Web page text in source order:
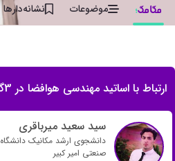
موضوعات نشانه‌دار‌ها
ارتباط با اساتید مهندسی هوافضا در 3گام
سید سعید میرباقری
دانشجوی ارشد مکانیک دانشگاه
صنعتی امیر کبیر